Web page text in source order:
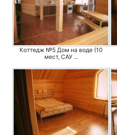
Коттедж №5 Дом на воде (10
мест, САУ ...